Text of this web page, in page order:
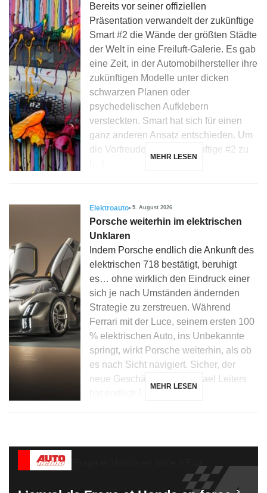
Bereits vor seiner offiziellen
Präsentation verwandelt der zukünftige
Smart #2 die Wände der größten Städte
der Welt in eine Freiluft-Galerie. Es gab
eine Zeit, in der Automobilhersteller ihre
zukünftigen Modelle unter dicken
schwarzen Planen oder
psychedelischen Aufklebern
versteckten. Smart hat sich für einen
ganz anderen Ansatz entschieden. Um
die Vorfreude auf die zukünftige #2 zu
MEHR LESEN
Elektroauto 5. August 2026
Porsche weiterhin im elektrischen
Unklaren
Indem Porsche endlich die Ankunft des
elektrischen 718 bestätigt, beruhigt
es… ohne wirklich den Eindruck einer
sich je nach Umständen ändernden
Strategie zu zerstreuen. Während
Ferrari mit der Luce, seinem ersten 100
% elektrischen Auto, ins Unbekannte
springt, wirkt Porsche weiterhin, als ob
es nach Sicht navigiert. Sicher, der
neue Geschäftsführer Michael Leiters
MEHR LESEN